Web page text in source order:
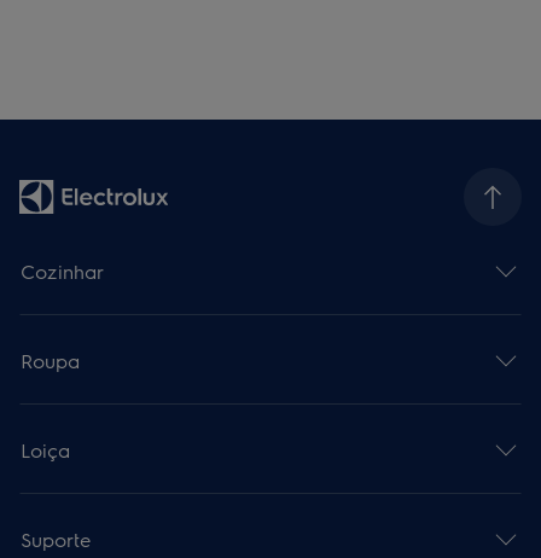
Cozinhar
Roupa
Loiça
Suporte